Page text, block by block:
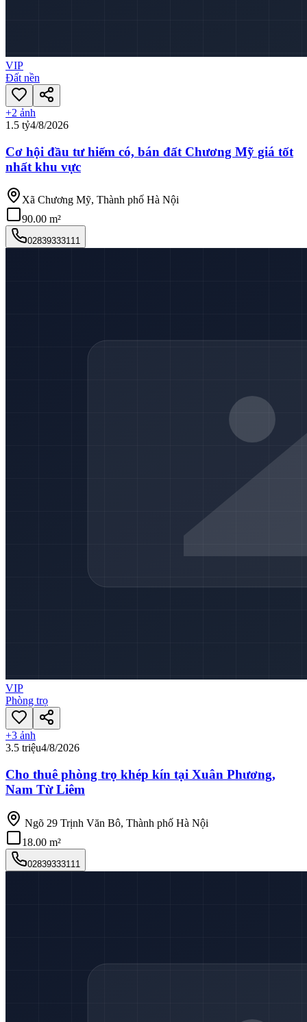
VIP
Đất nền
+2 ảnh
1.5 tỷ4/8/2026
Cơ hội đầu tư hiếm có, bán đất Chương Mỹ giá tốt
nhất khu vực
Xã Chương Mỹ, Thành phố Hà Nội
90.00 m²
02839333111
VIP
Phòng trọ
+3 ảnh
3.5 triệu4/8/2026
Cho thuê phòng trọ khép kín tại Xuân Phương,
Nam Từ Liêm
Ngõ 29 Trịnh Văn Bô, Thành phố Hà Nội
18.00 m²
02839333111